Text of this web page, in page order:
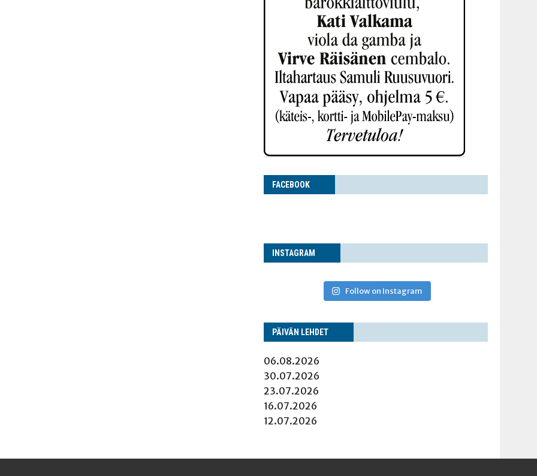
FACE­BOOK
INS­TA­GRAM
Follow on Instagram
PÄI­VÄN LEHDET
06.08.2026
30.07.2026
23.07.2026
16.07.2026
12.07.2026